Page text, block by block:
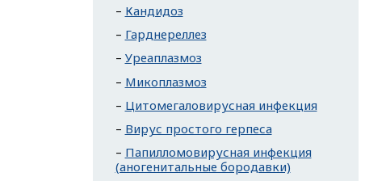
Кандидоз
Гарднереллез
Уреаплазмоз
Микоплазмоз
Цитомегаловирусная инфекция
Вирус простого герпеса
Папилломовирусная инфекция
(аногенитальные бородавки)